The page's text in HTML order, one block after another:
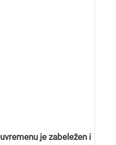
je zabeležen i